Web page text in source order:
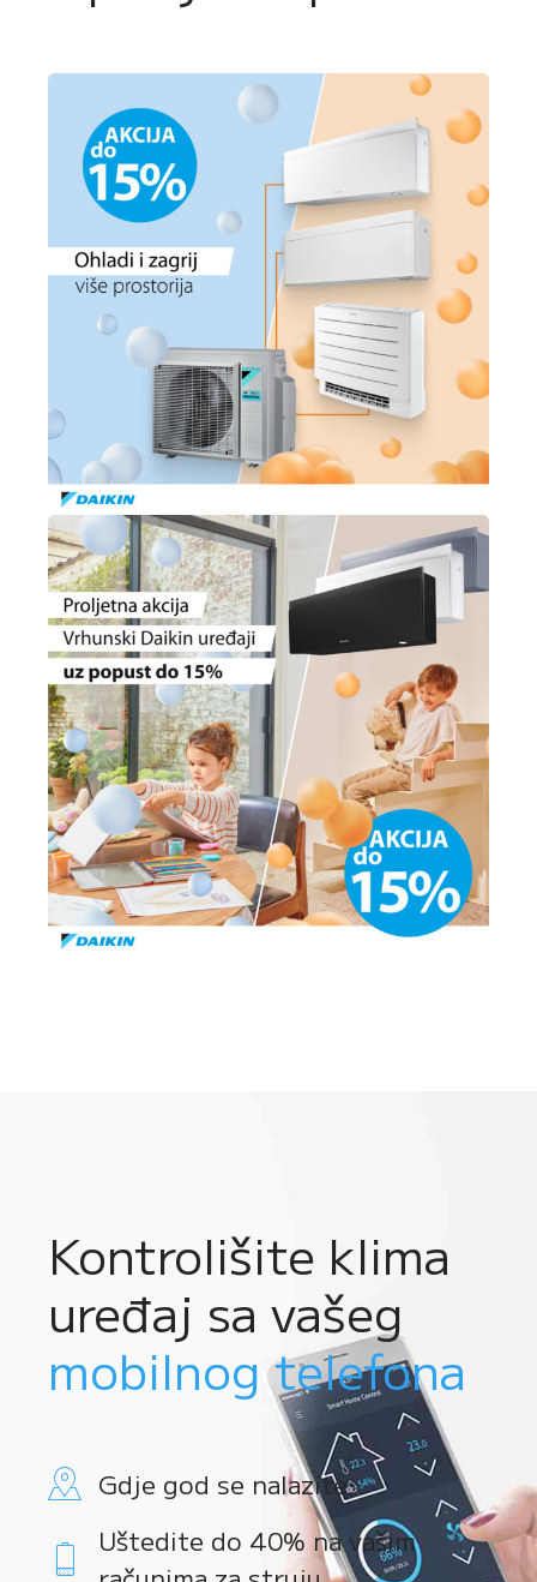
Kontrolišite klima
uređaj sa vašeg
mobilnog telefona
Gdje god se nalazite
Uštedite do 40% na vašim